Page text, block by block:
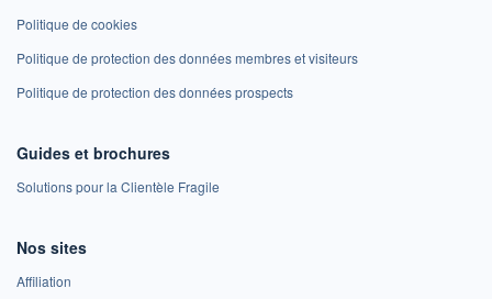
Politique de cookies
Politique de protection des données membres et visiteurs
Politique de protection des données prospects
Guides et brochures
Solutions pour la Clientèle Fragile
Nos sites
Affiliation